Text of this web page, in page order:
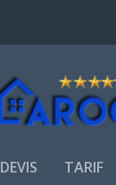
DEVIS TARIF